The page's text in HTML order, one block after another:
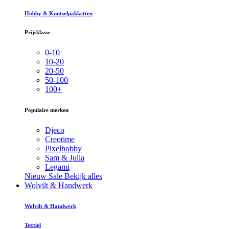
Hobby & Knutselpakketten
Prijsklasse
0-10
10-20
20-50
50-100
100+
Populaire merken
Djeco
Creotime
Pixelhobby
Sam & Julia
Legami
Nieuw Sale Bekijk alles
Wolvilt & Handwerk
Wolvilt & Handwerk
Textiel